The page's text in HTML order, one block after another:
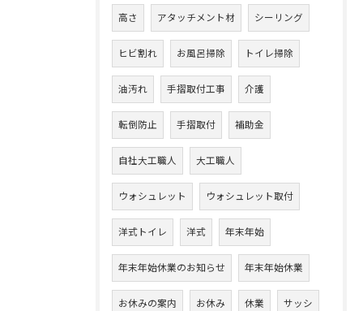
高さ アタッチメント材 シーリング
ヒビ割れ お風呂掃除 トイレ掃除
油汚れ 手摺取付工事 介護
転倒防止 手摺取付 補助金
自社大工職人 大工職人
ウォシュレット ウォシュレット取付
洋式トイレ 洋式 年末年始
年末年始休業のお知らせ 年末年始休業
お休みの案内 お休み 休業 サッシ